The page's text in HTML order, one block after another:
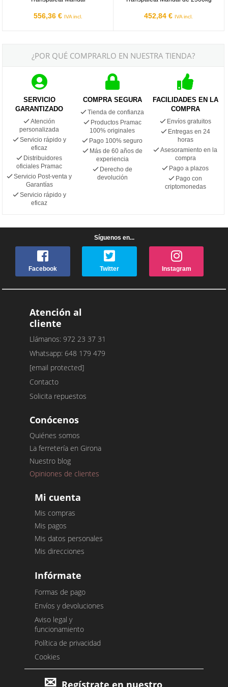
556,36 € IVA incl. 452,84 € IVA incl.
¿POR QUÉ COMPRARLO EN NUESTRA TIENDA?
SERVICIO
GARANTIZADO
Atención
personalizada
Servicio rápido y
eficaz
Distribuidores
oficiales Pramac
Servicio Post-venta y
Garantías
Servicio rápido y
eficaz
COMPRA SEGURA
Tienda de confianza
Productos Pramac
100% originales
Pago 100% seguro
Más de 60 años de
experiencia
Derecho de
devolución
FACILIDADES EN LA
COMPRA
Envíos gratuitos
Entregas en 24
horas
Asesoramiento en la
compra
Pago a plazos
Pago con
criptomonedas
Síguenos en...
Facebook Twitter Instagram
Atención al
cliente
Llámanos: 972 23 37 31
Whatsapp: 648 179 479
[email protected]
Contacto
Solicita repuestos
Conócenos
Quiénes somos
La ferretería en Girona
Nuestro blog
Opiniones de clientes
Mi cuenta
Mis compras
Mis pagos
Mis datos personales
Mis direcciones
Infórmate
Formas de pago
Envíos y devoluciones
Aviso legal y
funcionamiento
Política de privacidad
Cookies